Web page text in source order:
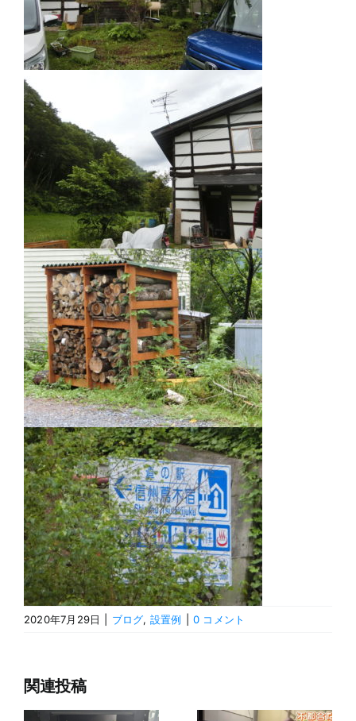
2020年7月29日 ブログ, 設置例 0 コメント
関連投稿